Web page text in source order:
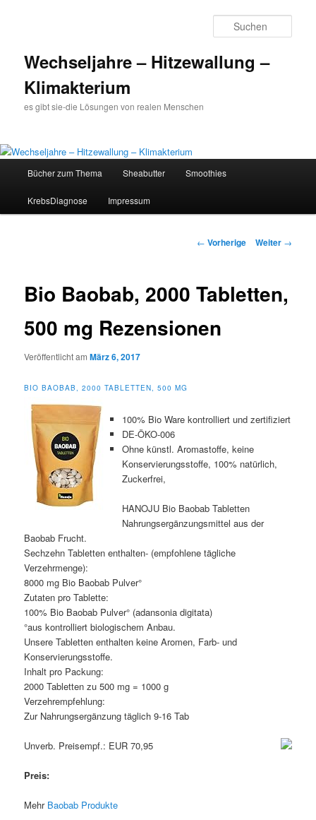
Wechseljahre – Hitzewallung –
Klimakterium
es gibt sie-die Lösungen von realen Menschen
Zum
Inhalt
Bücher zum Thema Sheabutter Smoothies
KrebsDiagnose Impressum
Beitrags-
← Vorherige Weiter →
Bio Baobab, 2000 Tabletten,
500 mg Rezensionen
Veröffentlicht amMärz 6, 2017
BIO BAOBAB, 2000 TABLETTEN, 500 MG
100% Bio Ware kontrolliert und zertifiziert
DE-ÖKO-006
Ohne künstl. Aromastoffe, keine
Konservierungsstoffe, 100% natürlich,
Zuckerfrei,
HANOJU Bio Baobab Tabletten
Nahrungsergänzungsmittel aus der
Baobab Frucht.
Sechzehn Tabletten enthalten- (empfohlene tägliche
Verzehrmenge):
8000 mg Bio Baobab Pulver°
Zutaten pro Tablette:
100% Bio Baobab Pulver° (adansonia digitata)
°aus kontrolliert biologischem Anbau.
Unsere Tabletten enthalten keine Aromen, Farb- und
Konservierungsstoffe.
Inhalt pro Packung:
2000 Tabletten zu 500 mg = 1000 g
Verzehrempfehlung:
Zur Nahrungsergänzung täglich 9-16 Tab
Unverb. Preisempf.: EUR 70,95
Preis:
Mehr Baobab Produkte